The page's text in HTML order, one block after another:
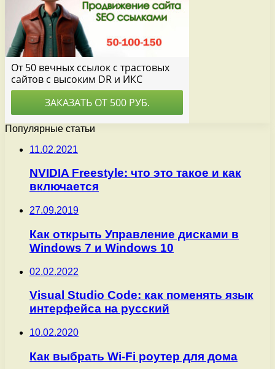
Популярные статьи
11.02.2021
NVIDIA Freestyle: что это такое и как
включается
27.09.2019
Как открыть Управление дисками в
Windows 7 и Windows 10
02.02.2022
Visual Studio Code: как поменять язык
интерфейса на русский
10.02.2020
Как выбрать Wi-Fi роутер для дома